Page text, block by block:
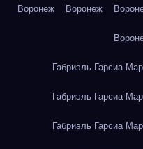
Воронеж Воронеж
Габриэль Гарсиа
Габриэль Гарсиа
Габриэль Гарсиа